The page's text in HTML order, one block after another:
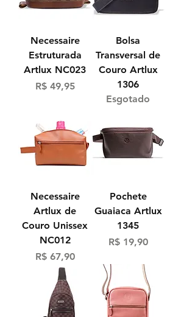
Necessaire
Estruturada
Artlux NC023
Preço
R$ 49,95
Bolsa
Transversal de
Couro Artlux
1306
Esgotado
Necessaire
Artlux de
Couro Unissex
NC012
Preço
R$ 67,90
Pochete
Guaiaca Artlux
1345
Preço
R$ 19,90